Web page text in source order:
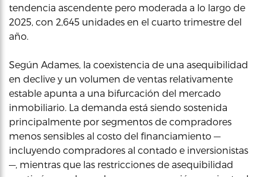
tendencia ascendente pero moderada a lo largo de
2025, con 2,645 unidades en el cuarto trimestre del
año.
Según Adames, la coexistencia de una asequibilidad
en declive y un volumen de ventas relativamente
estable apunta a una bifurcación del mercado
inmobiliario. La demanda está siendo sostenida
principalmente por segmentos de compradores
menos sensibles al costo del financiamiento —
incluyendo compradores al contado e inversionistas
—, mientras que las restricciones de asequibilidad